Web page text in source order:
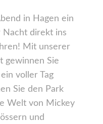
in Hagen ein
Nacht direkt ins
Mit unserer
gewinnen Sie
voller Tag
Sie den Park
Welt von Mickey
und